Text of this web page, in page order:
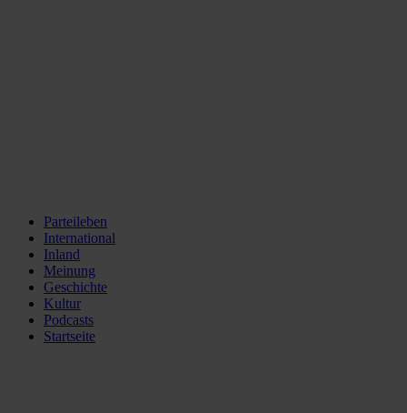
Parteileben
International
Inland
Meinung
Geschichte
Kultur
Podcasts
Startseite